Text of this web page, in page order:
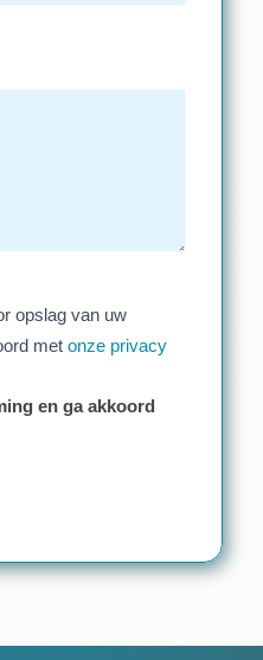
opslag van uw
met onze privacy
en ga akkoord